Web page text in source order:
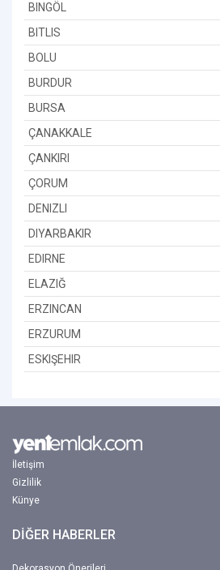
BINGÖL
BITLIS
BOLU
BURDUR
BURSA
ÇANAKKALE
ÇANKIRI
ÇORUM
DENIZLI
DIYARBAKIR
EDIRNE
ELAZIĞ
ERZINCAN
ERZURUM
ESKIŞEHIR
İletişim
Gizlilik
Künye
DİĞER HABERLER